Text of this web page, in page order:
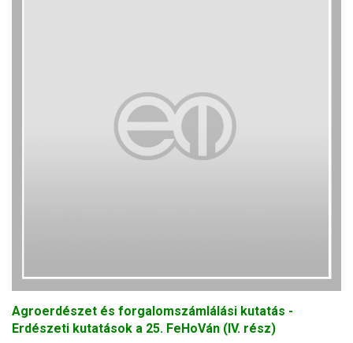
Agroerdészet és forgalomszámlálási kutatás -
Erdészeti kutatások a 25. FeHoVán (IV. rész)